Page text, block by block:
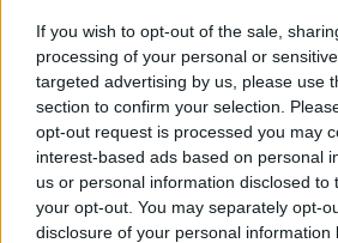
If you wish to opt-out of the sale,
processing of your personal or
targeted advertising by us, please use
section to confirm your selection.
opt-out request is processed you may
interest-based ads based on personal
us or personal information disclosed to
your opt-out. You may separately opt-
disclosure of your personal information